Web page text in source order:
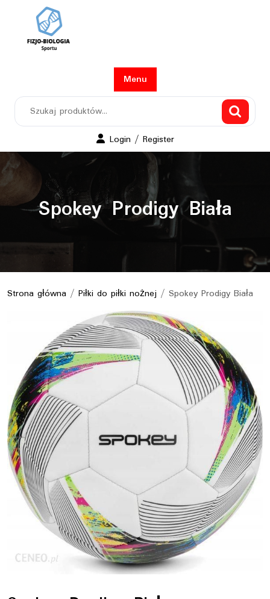
content
Menu
Login / RegisterLogin
/
Spokey Prodigy Biała
Strona główna / Piłki do piłki nożnej / Spokey Prodigy Biała